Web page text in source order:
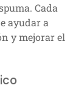
Cada
ayudar a
y mejorar el